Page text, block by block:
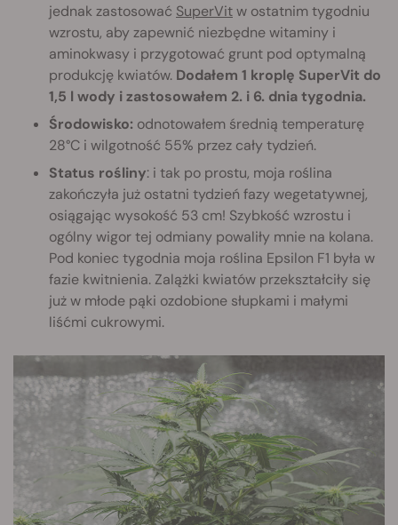
jednak zastosować SuperVitw ostatnim tygodniu
wzrostu, aby zapewnić niezbędne witaminy i
aminokwasy i przygotować grunt pod optymalną
produkcję kwiatów. Dodałem 1 kroplę SuperVit do
1,5 l wody i zastosowałem 2. i 6. dnia tygodnia.
Środowisko: odnotowałem średnią temperaturę
28°C i wilgotność 55% przez cały tydzień.
Status rośliny: i tak po prostu, moja roślina
zakończyła już ostatni tydzień fazy wegetatywnej,
osiągając wysokość 53 cm! Szybkość wzrostu i
ogólny wigor tej odmiany powaliły mnie na kolana.
Pod koniec tygodnia moja roślina Epsilon F1 była w
fazie kwitnienia. Zalążki kwiatów przekształciły się
już w młode pąki ozdobione słupkami i małymi
liśćmi cukrowymi.